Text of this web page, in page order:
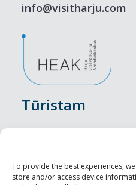
To provide the best experiences,
store and/or access device
info@visitharju.com
Tūristam
Nakšņošana